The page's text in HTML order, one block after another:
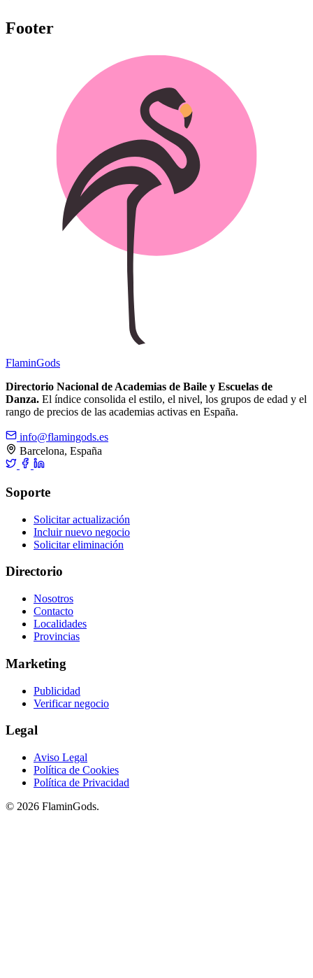
Footer
FlaminGods
Directorio Nacional de Academias de Baile y Escuelas de
Danza. El índice consolida el estilo, el nivel, los grupos de edad y el
rango de precios de las academias activas en España.
info@flamingods.es
Barcelona, España
Soporte
Solicitar actualización
Incluir nuevo negocio
Solicitar eliminación
Directorio
Nosotros
Contacto
Localidades
Provincias
Marketing
Publicidad
Verificar negocio
Legal
Aviso Legal
Política de Cookies
Política de Privacidad
© 2026 FlaminGods.